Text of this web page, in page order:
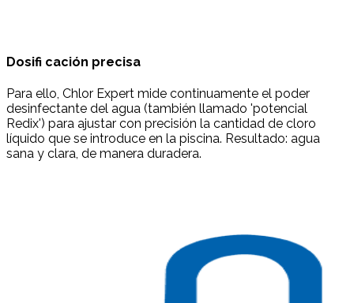
Dosifi cación precisa
Para ello, Chlor Expert mide continuamente el poder
desinfectante del agua (también llamado 'potencial
Redix') para ajustar con precisión la cantidad de cloro
líquido que se introduce en la piscina. Resultado: agua
sana y clara, de manera duradera.